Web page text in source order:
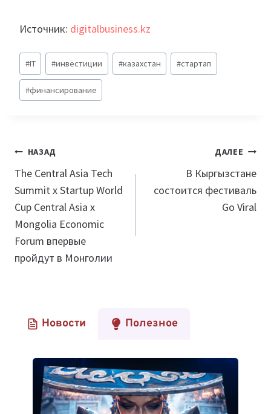
Источник: digitalbusiness.kz
Метки
записи:
#IT #инвестиции #казахстан #стартап
#финансирование
Навигация
по
записям
НАЗАД
The Central Asia Tech
Summit x Startup World
Cup Central Asia x
Mongolia Economic
Forum впервые
пройдут в Монголии
ДАЛЕЕ
В Кыргызстане
состоится фестиваль
Go Viral
Новости Полезное